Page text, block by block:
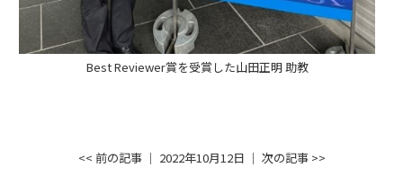
Best Reviewer賞を受賞した山田正明 助教
<< 前の記事│ 2022年10月12日 │ 次の記事 >>